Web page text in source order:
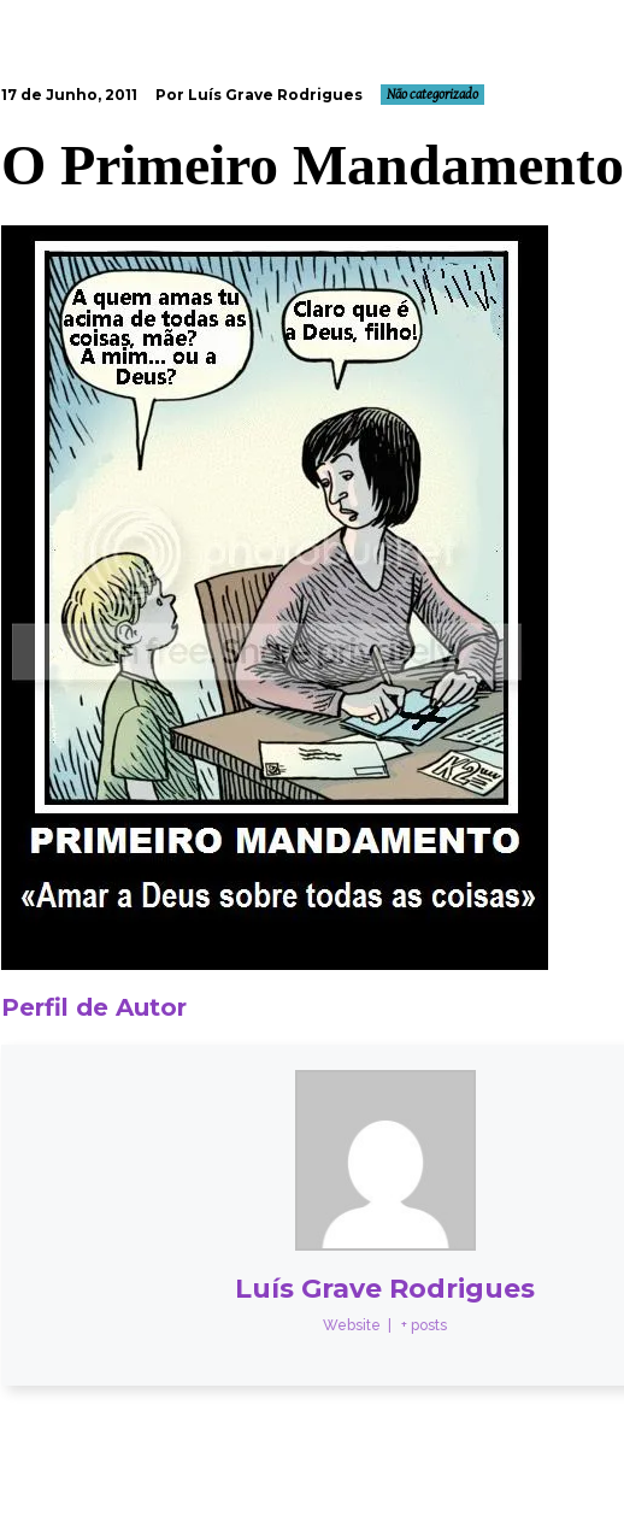
17 de Junho, 2011 Por Luís Grave Rodrigues Não categorizado
O Primeiro Mandamento
Perfil de Autor
Luís Grave Rodrigues
Website + posts